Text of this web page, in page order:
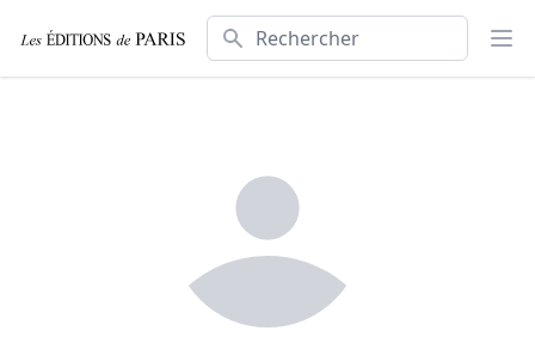
Rechercher